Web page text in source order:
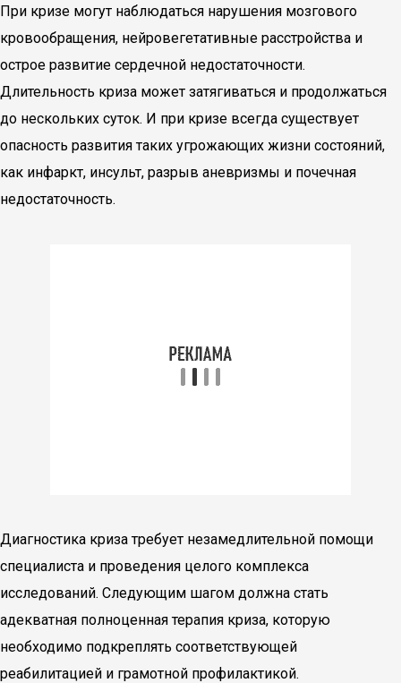
При кризе могут наблюдаться нарушения мозгового
кровообращения, нейровегетативные расстройства и
острое развитие сердечной недостаточности.
Длительность криза может затягиваться и продолжаться
до нескольких суток. И при кризе всегда существует
опасность развития таких угрожающих жизни состояний,
как инфаркт, инсульт, разрыв аневризмы и почечная
недостаточность.
Диагностика криза требует незамедлительной помощи
специалиста и проведения целого комплекса
исследований. Следующим шагом должна стать
адекватная полноценная терапия криза, которую
необходимо подкреплять соответствующей
реабилитацией и грамотной профилактикой.